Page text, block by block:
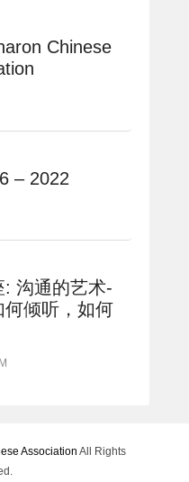
Chinese
– 2022
沟通的艺术-
倾听，如何
Association All Rights